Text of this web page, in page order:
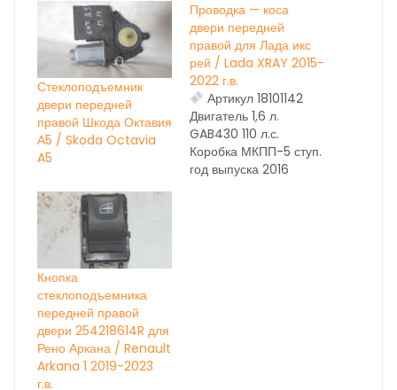
Стеклоподъемник
двери передней
правой Шкода Октавия
А5 / Skoda Octavia
A5
Проводка — коса
двери передней
правой для Лада икс
рей / Lada XRAY 2015-
2022 г.в.
Артикул 18101142
Двигатель 1,6 л.
GAB430 110 л.с.
Коробка МКПП-5 ступ.
год выпуска 2016
Кнопка
стеклоподъемника
передней правой
двери 254218614R для
Рено Аркана / Renault
Arkana 1 2019-2023
г.в.